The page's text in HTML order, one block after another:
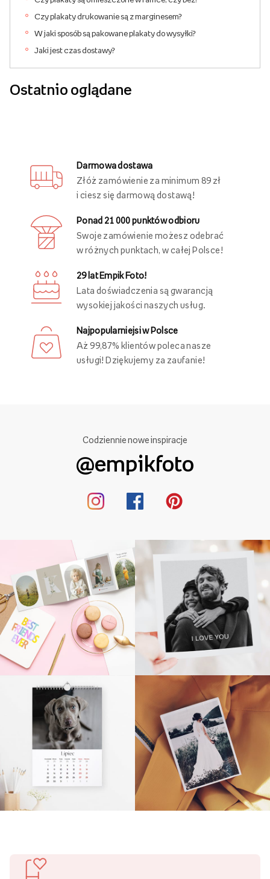
Czy plakaty drukowanie są z marginesem?
W jaki sposób są pakowane plakaty do wysyłki?
Jaki jest czas dostawy?
Ostatnio oglądane
Darmowa dostawa
Złóż zamówienie za minimum 89 zł
i ciesz się darmową dostawą!
Ponad 21 000 punktów odbioru
Swoje zamówienie możesz odebrać
w różnych punktach, w całej Polsce!
29 lat Empik Foto!
Lata doświadczenia są gwarancją
wysokiej jakości naszych usług.
Najpopularniejsi w Polsce
Aż 99,87% klientów poleca nasze
usługi! Dziękujemy za zaufanie!
Codziennie nowe inspiracje
@empikfoto